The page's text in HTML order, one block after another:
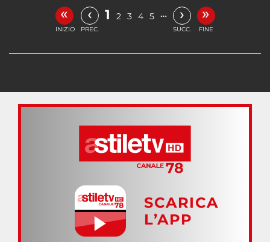
«
INIZIO
‹
PREC.
1 2 3 4 5 … ›
SUCC.
»
FINE
SCARICA
L’APP